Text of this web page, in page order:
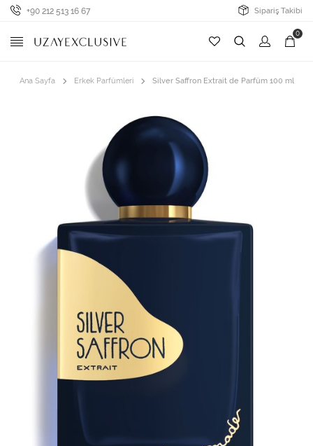
+90 212 513 16 67 Sipariş Takibi
0
Ana Sayfa Erkek Parfümleri Silver Saffron Extrait de Parfüm 100 ml